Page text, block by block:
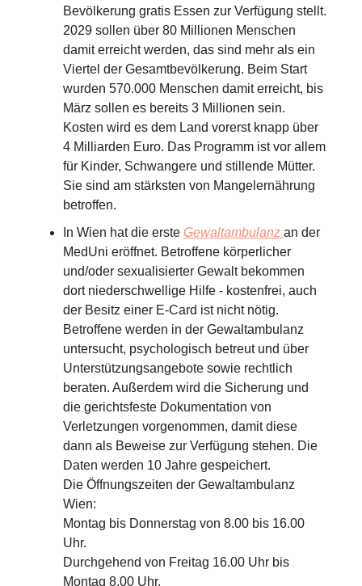
Bevölkerung gratis Essen zur Verfügung stellt.
2029 sollen über 80 Millionen Menschen
damit erreicht werden, das sind mehr als ein
Viertel der Gesamtbevölkerung. Beim Start
wurden 570.000 Menschen damit erreicht, bis
März sollen es bereits 3 Millionen sein.
Kosten wird es dem Land vorerst knapp über
4 Milliarden Euro. Das Programm ist vor allem
für Kinder, Schwangere und stillende Mütter.
Sie sind am stärksten von Mangelernährung
betroffen.
In Wien hat die erste Gewaltambulanz an der
MedUni eröffnet. Betroffene körperlicher
und/oder sexualisierter Gewalt bekommen
dort niederschwellige Hilfe - kostenfrei, auch
der Besitz einer E-Card ist nicht nötig.
Betroffene werden in der Gewaltambulanz
untersucht, psychologisch betreut und über
Unterstützungsangebote sowie rechtlich
beraten. Außerdem wird die Sicherung und
die gerichtsfeste Dokumentation von
Verletzungen vorgenommen, damit diese
dann als Beweise zur Verfügung stehen. Die
Daten werden 10 Jahre gespeichert.
Die Öffnungszeiten der Gewaltambulanz
Wien:
Montag bis Donnerstag von 8.00 bis 16.00
Uhr.
Durchgehend von Freitag 16.00 Uhr bis
Montag 8.00 Uhr.